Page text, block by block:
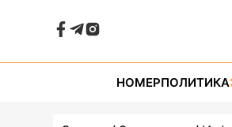
НОМЕРПОЛИТИКА